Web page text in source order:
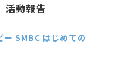
動報告
ー SMBC はじめての